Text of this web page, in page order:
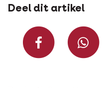
Deel dit artikel
Deel